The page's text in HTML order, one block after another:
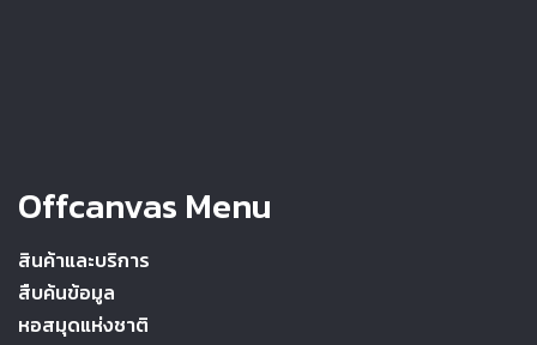
Offcanvas Menu
สินค้าและบริการ
สืบค้นข้อมูล
หอสมุดแห่งชาติ